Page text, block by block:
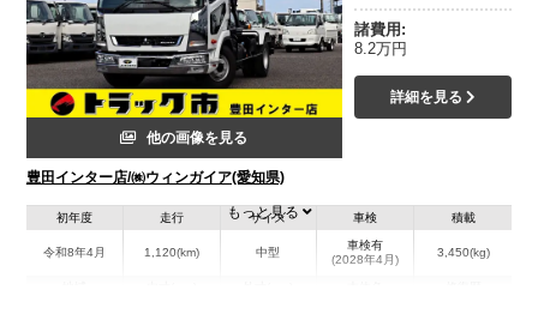
他の画像を見る
豊田インター店/㈱ウィンガイア(愛知県)
諸費用:
8.2万円
詳細を見る
初年度
令和8年4月
走行
1,120(km)
サイズ
中型
車検
車検有
(2028年4月)
積載
3,450(kg)
もっと見る